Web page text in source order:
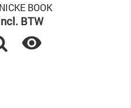
BOOK
BTW
